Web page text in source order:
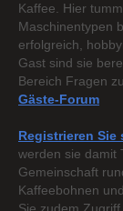
Kaffee. Hier
Maschinentypen
erfolgreich,
Gast sind sie
Bereich Fragen
Gäste-Forum
Registrieren Sie
werden sie damit
Gemeinschaft
Kaffeebohnen